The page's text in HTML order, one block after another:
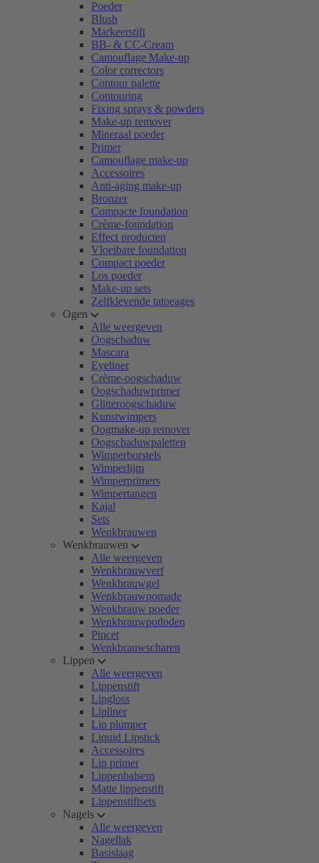
Poeder
Blush
Markeerstift
BB- & CC-Cream
Camouflage Make-up
Color correctors
Contour palette
Contouring
Fixing sprays & powders
Make-up remover
Mineraal poeder
Primer
Camouflage make-up
Accessoires
Anti-aging make-up
Bronzer
Compacte foundation
Crème-foundation
Effect producten
Vloeibare foundation
Compact poeder
Los poeder
Make-up sets
Zelfklevende tatoeages
Ogen
Alle weergeven
Oogschaduw
Mascara
Eyeliner
Crème-oogschaduw
Oogschaduwprimer
Glitteroogschaduw
Kunstwimpers
Oogmake-up remover
Oogschaduwpaletten
Wimperborstels
Wimperlijm
Wimperprimers
Wimpertangen
Kajal
Sets
Wenkbrauwen
Wenkbrauwen
Alle weergeven
Wenkbrauwverf
Wenkbrauwgel
Wenkbrauwpomade
Wenkbrauw poeder
Wenkbrauwpotloden
Pincet
Wenkbrauwscharen
Lippen
Alle weergeven
Lippenstift
Lipgloss
Lipliner
Lip plumper
Liquid Lipstick
Accessoires
Lip primer
Lippenbalsem
Matte lippenstift
Lippenstiftsets
Nagels
Alle weergeven
Nagellak
Basislaag